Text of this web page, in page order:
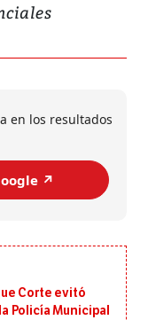
en los resultados
↗️
Corte evitó
Policía Municipal